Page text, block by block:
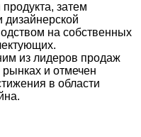
затем
дизайнерской
на собственных
из лидеров продаж
и отмечен
в области